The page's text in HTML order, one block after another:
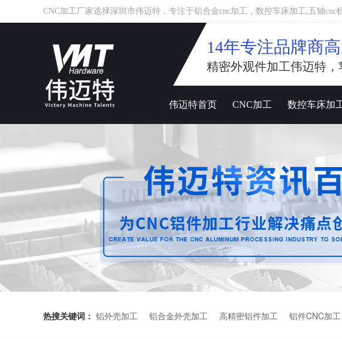
CNC加工厂家选择深圳市伟迈特，专注于铝合金cnc加工，数控车床加工,五轴cnc
14年专注品牌商
精密外观件加工伟迈特，
伟迈特首页 CNC加工 数控车床加
热搜关键词： 铝外壳加工 铝合金外壳加工 高精密铝件加工 铝件CNC加工